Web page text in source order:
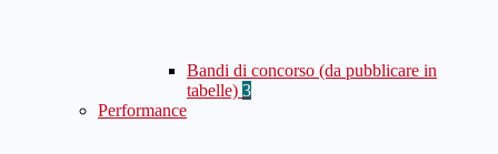
Bandi di concorso (da pubblicare in
tabelle) 3
Performance